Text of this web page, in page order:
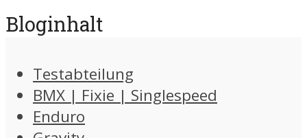
Bloginhalt
Testabteilung
BMX | Fixie | Singlespeed
Enduro